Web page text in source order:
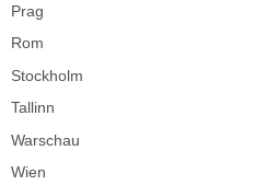
Prag
Rom
Stockholm
Tallinn
Warschau
Wien